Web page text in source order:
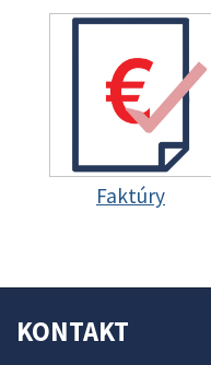
Faktúry
KONTAKT